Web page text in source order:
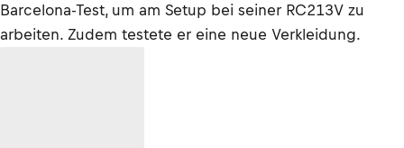
Barcelona-Test, um am Setup bei seiner RC213V zu
arbeiten. Zudem testete er eine neue Verkleidung.